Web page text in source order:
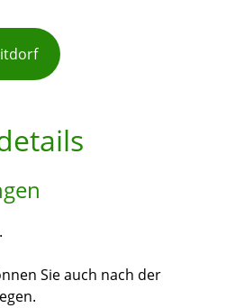
Sie auch nach der